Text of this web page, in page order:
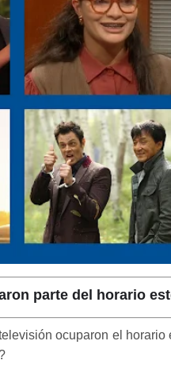
parte del horario
ocuparon el